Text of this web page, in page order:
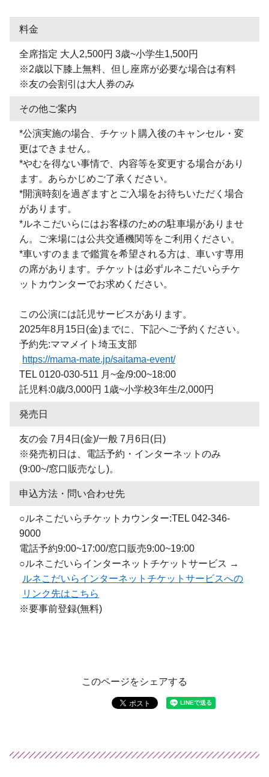
料金
全席指定 大人2,500円 3歳~小学生1,500円
※2歳以下膝上無料、但し座席が必要な場合は有料
※友の会割引は大人券のみ
その他ご案内
*公演実施の場合、チケット購入後のキャンセル・変
更はできません。
*やむを得ない事情で、内容等を変更する場合があり
ます。あらかじめご了承ください。
*開演時刻を過ぎますとご入場をお待ちいただく場合
があります。
*ルネこだいらにはお客様のための駐車場がありませ
ん。ご来場には公共交通機関等をご利用ください。
*車いすのままで鑑賞を希望される方は、車いす専用
の席があります。チケットは必ずルネこだいらチケ
ットカウンターでお求めください。
この公演には託児サービスがあります。
2025年8月15日(金)までに、下記へご予約ください。
予約先:ママメイト埼玉支部
https://mama-mate.jp/saitama-event/
TEL 0120-030-511 月~金/9:00~18:00
託児料:0歳/3,000円 1歳~小学校3年生/2,000円
発売日
友の会 7月4日(金)/一般 7月6日(日)
※発売初日は、電話予約・インターネットのみ
(9:00~/窓口販売なし)。
申込方法・問い合わせ先
○ルネこだいらチケットカウンター:TEL 042-346-
9000
電話予約9:00~17:00/窓口販売9:00~19:00
○ルネこだいらインターネットチケットサービス →
ルネこだいらインターネットチケットサービスへの
リンク先はこちら
※要事前登録(無料)
このページをシェアする